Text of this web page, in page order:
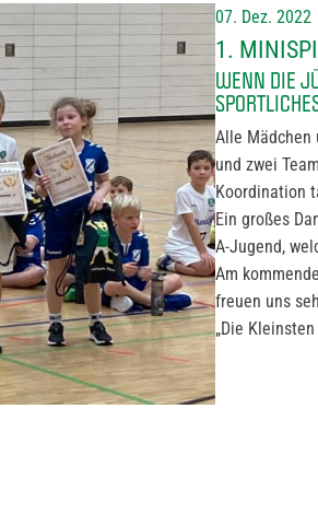
07. Dez. 2022
1.
WENN DIE
Alle Mädchen
und zwei
Koordination
Ein großes
A-Jugend,
Am
freuen uns
„Die